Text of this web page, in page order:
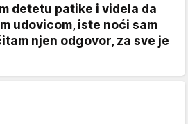
detetu patike i videla da
udovicom, iste noći sam
njen odgovor, za sve je